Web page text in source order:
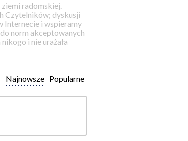
radomskiej.
Czytelników; dyskusji
Internecie i wspieramy
norm akceptowanych
i nie urażała
Popularne
Najnowsze